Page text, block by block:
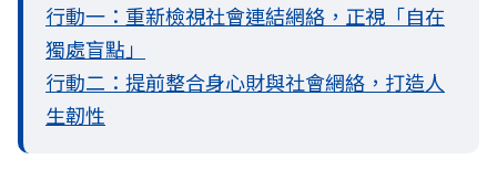
行動一：重新檢視社會連結網絡，正視「自在
獨處盲點」
行動二：提前整合身心財與社會網絡，打造人
生韌性